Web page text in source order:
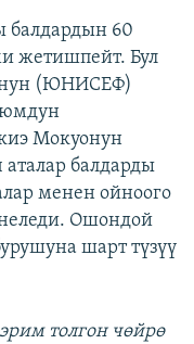
балдардын 60
жетишпейт. Бул
(ЮНИСЕФ)
Мокуонун
балдарды
менен ойноого
Ошондой
шарт түзүү
толгон чөйрө